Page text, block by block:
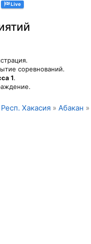
Live
соревнований.
1.
Респ. Хакасия » Абакан »